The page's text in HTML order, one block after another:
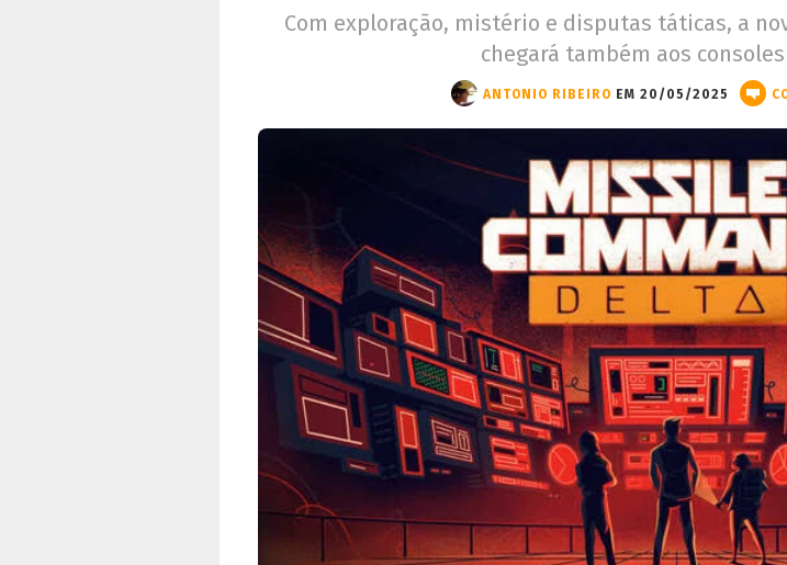
Com exploração, mistério e disputas táticas, a
chegará também aos consoles
ANTONIO RIBEIRO EM 20/05/2025